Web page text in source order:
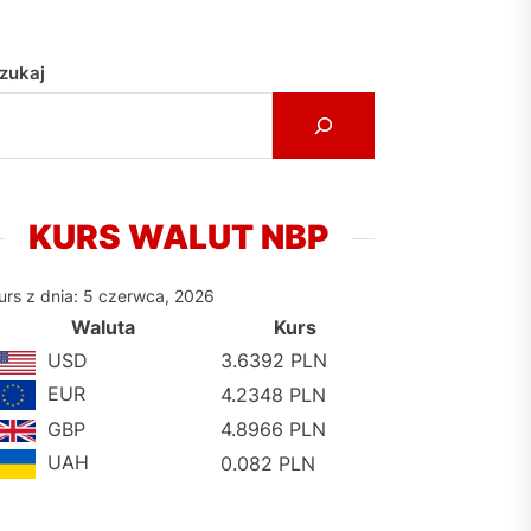
KURS WALUT NBP
z dnia: 5 czerwca, 2026
Waluta
Kurs
USD
3.6392 PLN
EUR
4.2348 PLN
GBP
4.8966 PLN
UAH
0.082 PLN